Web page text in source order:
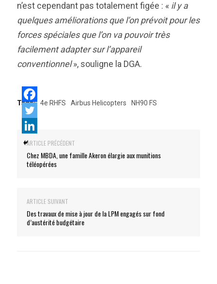
n’est cependant pas totalement figée : « il y a
quelques améliorations que l’on prévoit pour les
forces spéciales que l’on va pouvoir très
facilement adapter sur l’appareil
conventionnel», souligne la DGA.
Tags: 4e RHFS Airbus Helicopters NH90 FS
ARTICLE PRÉCÉDENT
Chez MBDA, une famille Akeron élargie aux munitions
téléopérées
ARTICLE SUIVANT
Des travaux de mise à jour de la LPM engagés sur fond
d’austérité budgétaire